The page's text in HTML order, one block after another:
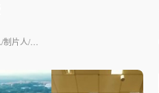
导演/出品人/制片人/摄影师/剪辑师